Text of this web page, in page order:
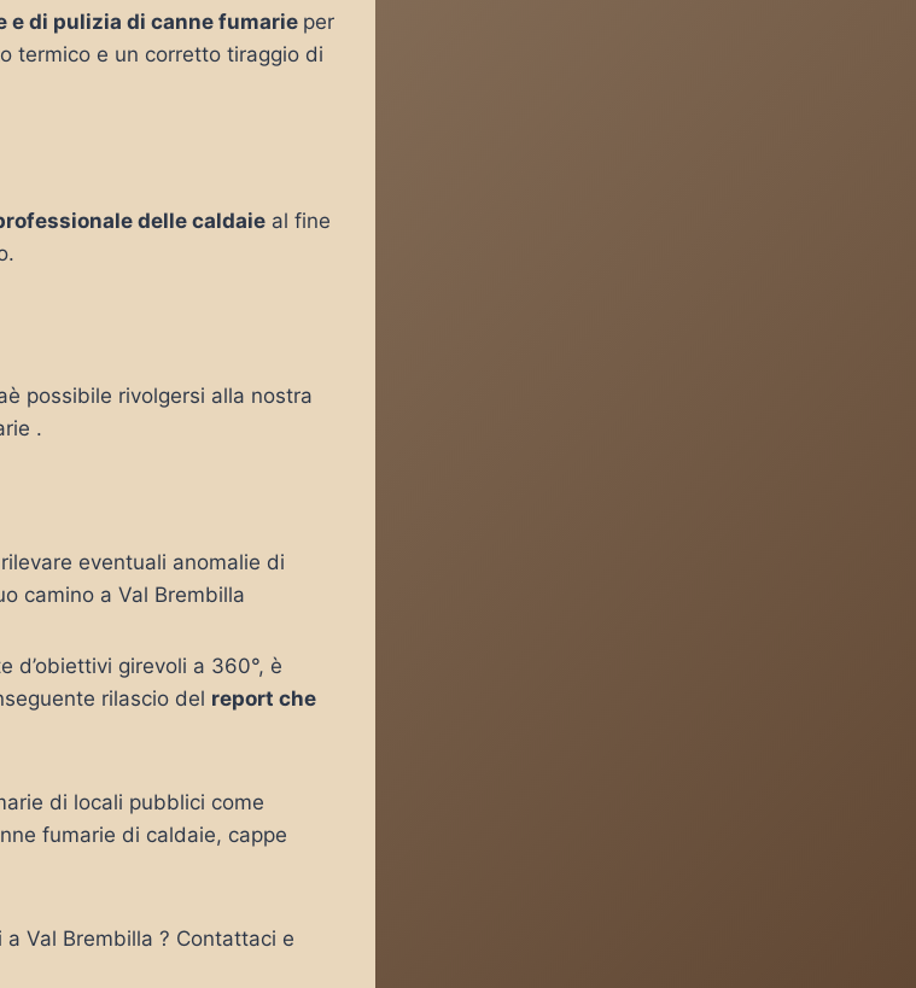
e di pulizia di canne fumarie per
termico e un corretto tiraggio di
delle caldaie al fine
possibile rivolgersi alla nostra
.
eventuali anomalie di
camino a Val Brembilla
d’obiettivi girevoli a 360°, è
rilascio del report che
di locali pubblici come
fumarie di caldaie, cappe
Val Brembilla ? Contattaci e